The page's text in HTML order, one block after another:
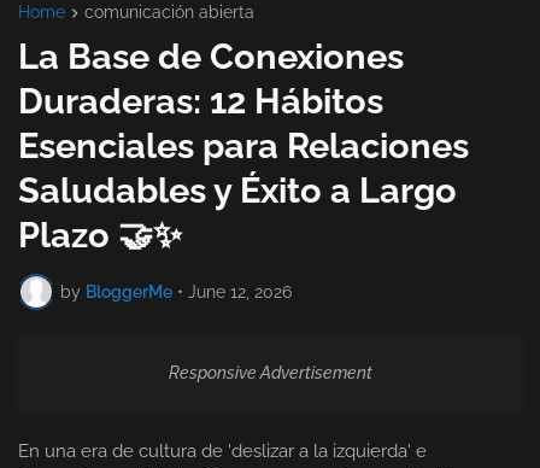
Home comunicación abierta
La Base de Conexiones
Duraderas: 12 Hábitos
Esenciales para Relaciones
Saludables y Éxito a Largo
Plazo 🤝✨
by BloggerMe • June 12, 2026
Responsive Advertisement
En una era de cultura de 'deslizar a la izquierda' e